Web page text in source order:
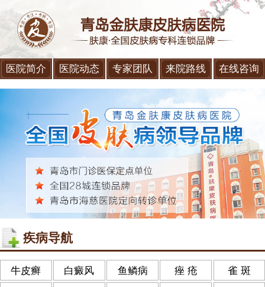
医院简介 医院动态 专家团队 来院路线 在线咨询
疾病导航
牛皮癣 白癜风 鱼鳞病 痤 疮 雀 斑